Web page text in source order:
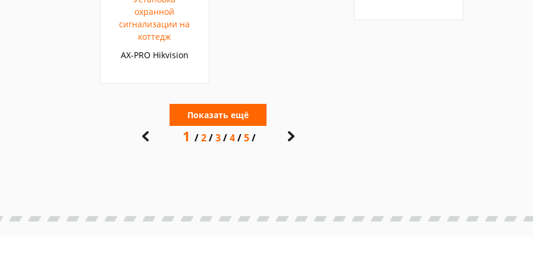
охранной
сигнализации на
коттедж
AX-PRO Hikvision
Показать ещё
1 2 3 4 5